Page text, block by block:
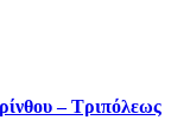
– Τριπόλεως